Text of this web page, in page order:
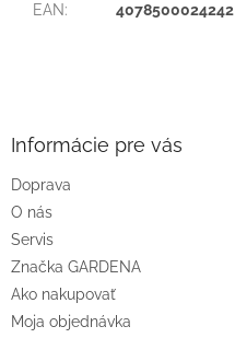
EAN: 4078500024242
e
Informácie pre vás
Doprava
O nás
Servis
Značka GARDENA
Ako nakupovať
Moja objednávka